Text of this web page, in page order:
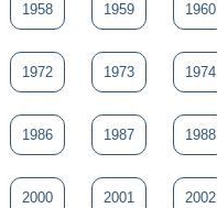
1958 1959 1960
1972 1973 1974
1986 1987 1988
2000 2001 2002